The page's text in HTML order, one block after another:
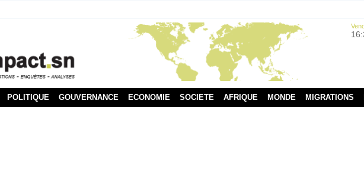
POLITIQUE GOUVERNANCE ECONOMIE SOCIETE AFRIQUE MONDE MIGRATIONS